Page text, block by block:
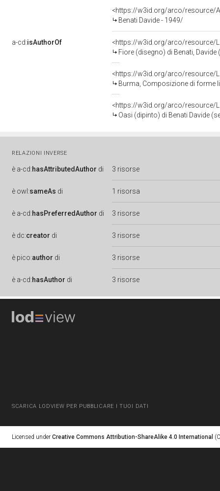
<https://w3id.org/arco/resource/
Benati Davide - 1949/
a-cd:isAuthorOf
<https://w3id.org/arco/resource/
Fiore (disegno) di Benati,
<https://w3id.org/arco/resource/
Burma, Composizione di forme
<https://w3id.org/arco/resource/
Oasi (dipinto) di Benati Davide
RELAZIONI INVERSE
è a-cd:hasAttributedAuthor di 3 risorse
è owl:sameAs di 1 risorsa
è a-cd:hasPreferredAuthor di 3 risorse
è dc:creator di 3 risorse
è pico:author di 3 risorse
è a-cd:hasAuthor di 3 risorse
SCARICA LODVIEW PER PUBBLICARE I TUOI DATI
Licensed under Creative Commons Attribution-ShareAlike 4.0 International